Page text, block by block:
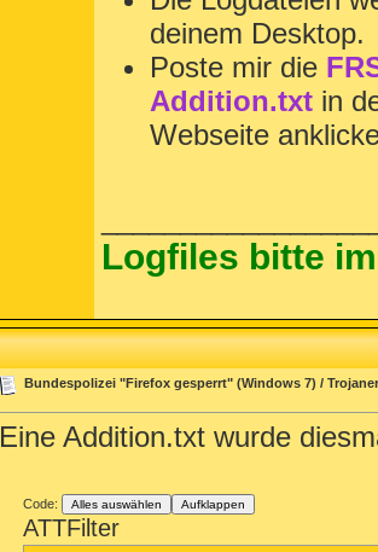
deinem Desktop.
Poste mir die
Addition.txt in
Webseite
Logfiles bitte
Bundespolizei "Firefox gesperrt" (Windows 7) /
Eine Addition.txt wurde
Code: Alles auswählen Aufklappen
ATTFilter